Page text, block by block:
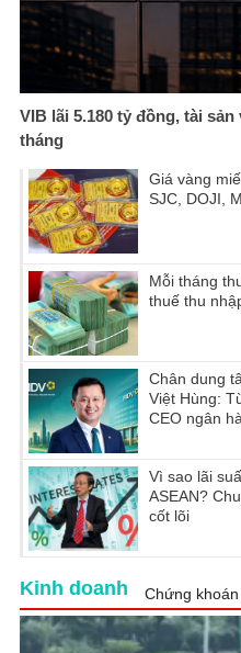
VIB lãi 5.180 tỷ đồng, tài
tháng
Giá vàng
SJC, DOJI,
Mỗi tháng
thuế thu
Chân dung
Việt Hùng:
CEO ngân
Vì sao lãi
ASEAN?
cốt lõi
Kinh doanh Chứng khoán